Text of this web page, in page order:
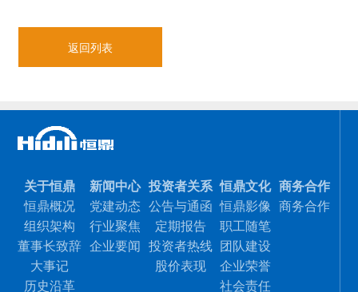
返回列表
关于恒鼎
恒鼎概况
组织架构
董事长致辞
大事记
历史沿革
新闻中心
党建动态
行业聚焦
企业要闻
投资者关系
公告与通函
定期报告
投资者热线
股价表现
恒鼎文化
恒鼎影像
职工随笔
团队建设
企业荣誉
社会责任
商务合作
商务合作